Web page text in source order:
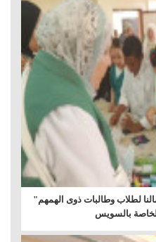
لطلاب وطالبات ذوى الهمهم"
بالسويس